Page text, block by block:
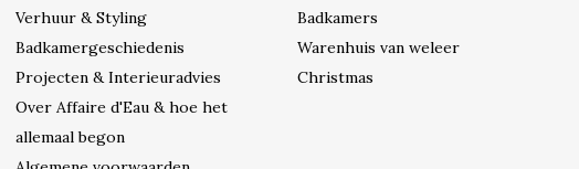
Verhuur & Styling
Badkamergeschiedenis
Projecten & Interieuradvies
Over Affaire d'Eau & hoe het
allemaal begon
Badkamers
Warenhuis van weleer
Christmas